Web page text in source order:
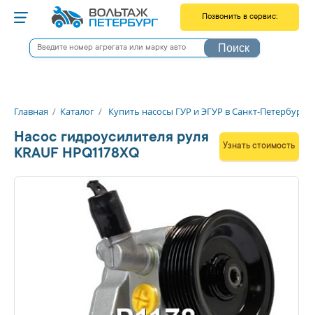
Позвонить в сервис:
Снятие / Установка
Литовская, 16В
Екатерининский пр-т, 5
+7 812 566-00-47
Поиск
Главная / Каталог / Купить насосы ГУР и ЭГУР в Санкт-Петербурге
Насос гидроусилителя руля
KRAUF HPQ1178XQ
Узнать стоимость